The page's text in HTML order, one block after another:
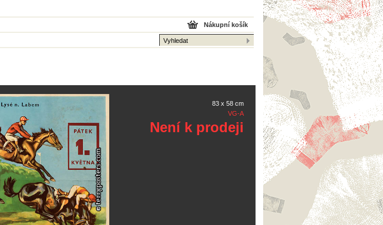
Nákupní košík
83 x 58 cm
VG-A
Není k prodeji